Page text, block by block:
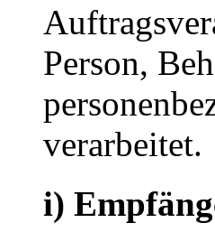
Person,
verarbeitet.
i)